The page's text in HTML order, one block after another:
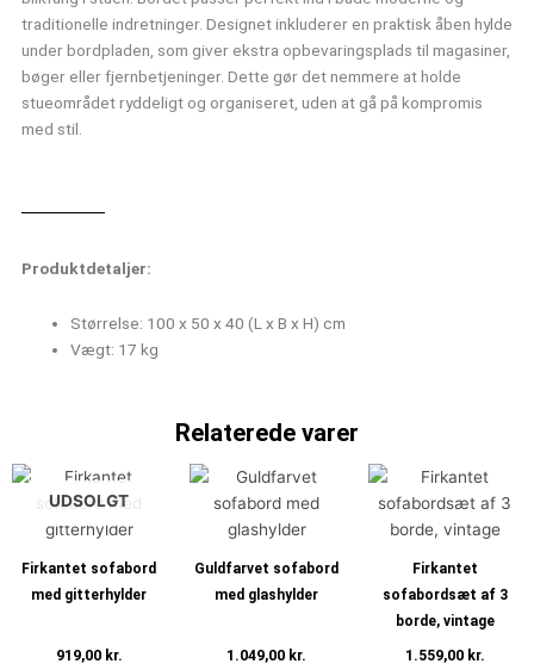
traditionelle indretninger. Designet inkluderer en praktisk åben hylde
under bordpladen, som giver ekstra opbevaringsplads til magasiner,
bøger eller fjernbetjeninger. Dette gør det nemmere at holde
stueområdet ryddeligt og organiseret, uden at gå på kompromis
med stil.
Produktdetaljer:
Størrelse: 100 x 50 x 40 (L x B x H) cm
Vægt: 17 kg
Relaterede varer
UDSOLGT
Firkantet sofabord
med gitterhylder
919,00 kr.
Guldfarvet sofabord
med glashylder
1.049,00 kr.
Firkantet
sofabordsæt af 3
borde, vintage
1.559,00 kr.